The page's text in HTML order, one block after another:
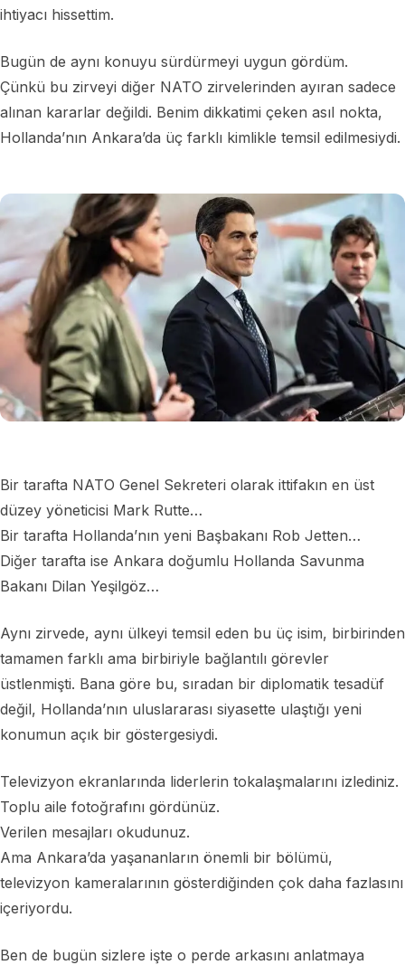
ihtiyacı hissettim.
Bugün de aynı konuyu sürdürmeyi uygun gördüm.
Çünkü bu zirveyi diğer NATO zirvelerinden ayıran sadece
alınan kararlar değildi. Benim dikkatimi çeken asıl nokta,
Hollanda’nın Ankara’da üç farklı kimlikle temsil edilmesiydi.
Bir tarafta NATO Genel Sekreteri olarak ittifakın en üst
düzey yöneticisi Mark Rutte…
Bir tarafta Hollanda’nın yeni Başbakanı Rob Jetten…
Diğer tarafta ise Ankara doğumlu Hollanda Savunma
Bakanı Dilan Yeşilgöz…
Aynı zirvede, aynı ülkeyi temsil eden bu üç isim, birbirinden
tamamen farklı ama birbiriyle bağlantılı görevler
üstlenmişti. Bana göre bu, sıradan bir diplomatik tesadüf
değil, Hollanda’nın uluslararası siyasette ulaştığı yeni
konumun açık bir göstergesiydi.
Televizyon ekranlarında liderlerin tokalaşmalarını izlediniz.
Toplu aile fotoğrafını gördünüz.
Verilen mesajları okudunuz.
Ama Ankara’da yaşananların önemli bir bölümü,
televizyon kameralarının gösterdiğinden çok daha fazlasını
içeriyordu.
Ben de bugün sizlere işte o perde arkasını anlatmaya